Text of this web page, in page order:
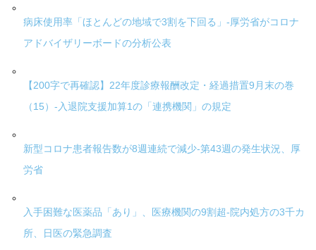
病床使用率「ほとんどの地域で3割を下回る」-厚労省がコロナ
アドバイザリーボードの分析公表
【200字で再確認】22年度診療報酬改定・経過措置9月末の巻
（15）-入退院支援加算1の「連携機関」の規定
新型コロナ患者報告数が8週連続で減少-第43週の発生状況、厚
労省
入手困難な医薬品「あり」、医療機関の9割超-院内処方の3千カ
所、日医の緊急調査